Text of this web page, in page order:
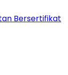
Bersertifikat